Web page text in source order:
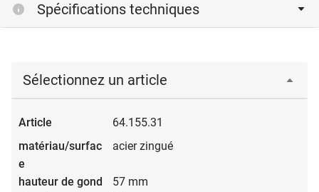
Spécifications techniques
Sélectionnez un article
64.155.31
acier zingué
57 mm